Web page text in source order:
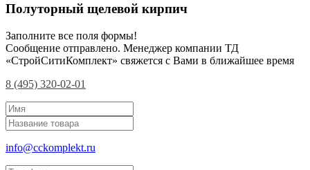
Полуторный щелевой кирпич
Заполните все поля формы!
Сообщение отправлено. Менеджер компании ТД
«СтройСитиКомплект» свяжется с Вами в ближайшее время
8 (495) 320-02-01
info@cckomplekt.ru